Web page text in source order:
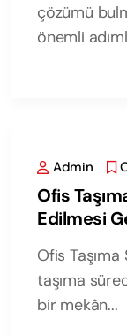
çözümü
önemli
Admin
Ofis
Edilmesi
Ofis
taşıma
bir mekân...